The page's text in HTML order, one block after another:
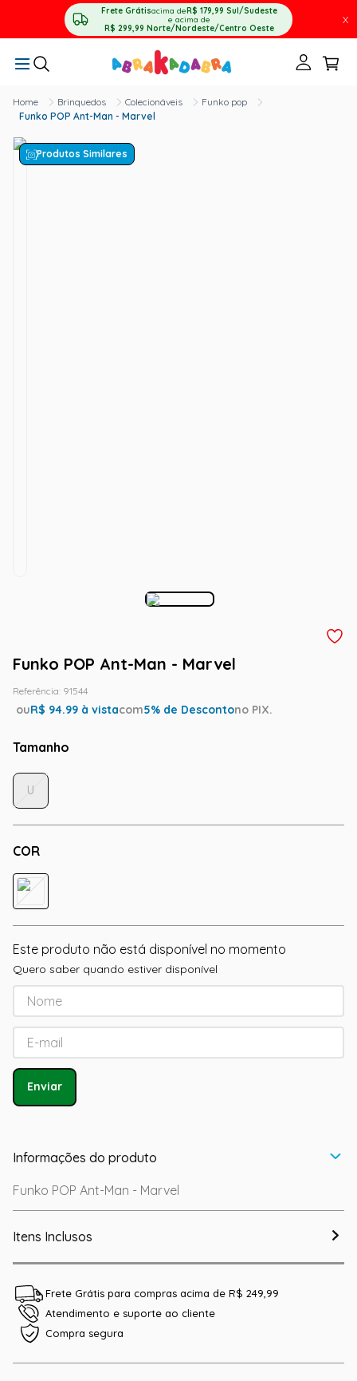
Frete Grátisacima deR$ 179,99 Sul/Sudeste
e acima de
R$ 299,99 Norte/Nordeste/Centro Oeste
X
Brinquedos Colecionáveis
Funko pop
Funko POP Ant-Man - Marvel
Produtos Similares
Funko POP Ant-Man - Marvel
Referência: 91544
ouR$ 94.99 à vistacom5% de Descontono PIX.
Tamanho
COR
U
Este produto não está disponível no momento
Quero saber quando estiver disponível
Enviar
Informações do produto
Funko POP Ant-Man - Marvel
Itens Inclusos
Frete Grátis para compras acima de R$ 249,99
Atendimento e suporte ao cliente
Compra segura